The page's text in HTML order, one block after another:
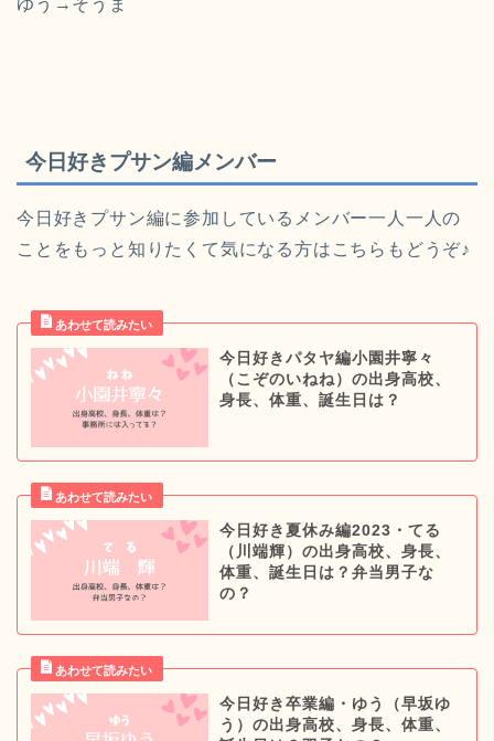
ゆう→そうま
今日好きプサン編メンバー
今日好きプサン編に参加しているメンバー一人一人の
ことをもっと知りたくて気になる方はこちらもどうぞ♪
今日好きパタヤ編小園井寧々
（こぞのいねね）の出身高校、
身長、体重、誕生日は？
今日好き夏休み編2023・てる
（川端輝）の出身高校、身長、
体重、誕生日は？弁当男子な
の？
今日好き卒業編・ゆう（早坂ゆ
う）の出身高校、身長、体重、